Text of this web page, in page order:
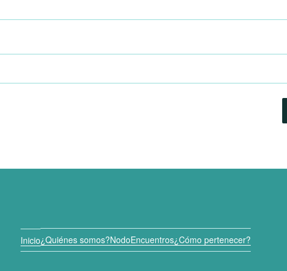
Inicio¿Quiénes somos?NodoEncuentros¿Cómo pertenecer?